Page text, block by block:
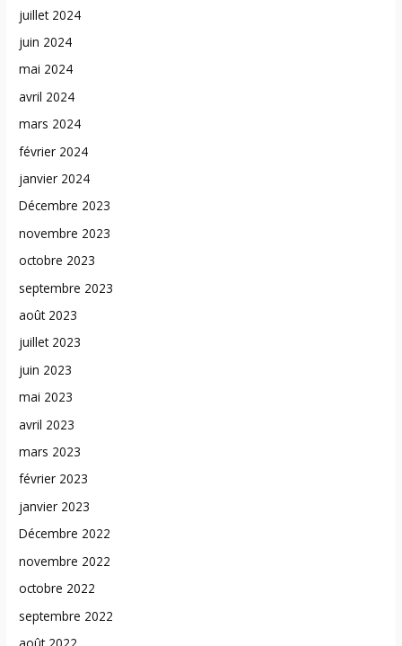
juillet 2024
juin 2024
mai 2024
avril 2024
mars 2024
février 2024
janvier 2024
Décembre 2023
novembre 2023
octobre 2023
septembre 2023
août 2023
juillet 2023
juin 2023
mai 2023
avril 2023
mars 2023
février 2023
janvier 2023
Décembre 2022
novembre 2022
octobre 2022
septembre 2022